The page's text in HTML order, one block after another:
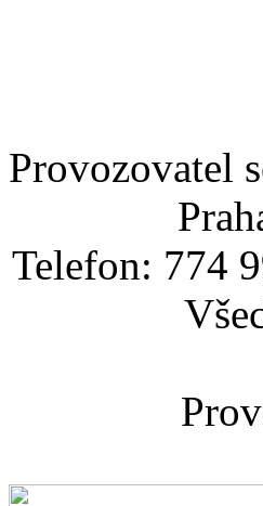
Provozovatel
Telefon: 774